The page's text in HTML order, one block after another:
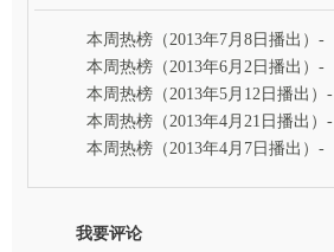
本周热榜（2013年7月8日播出）-
爱上生活榜
本周热榜（2013年6月2日播出）-
爱上生活榜
本周热榜（2013年5月12日播出）-
爱上生活榜
本周热榜（2013年4月21日播出）-
爱上生活榜
本周热榜（2013年4月7日播出）-
我要评论